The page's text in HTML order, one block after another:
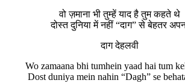
वो ज़माना भी तुम्हें याद है तुम कहते थे
दोस्त दुनिया में नहीं “दाग” से बेहतर
दाग देहलवी
Wo zamaana bhi tumhein yaad hai tum
Dost duniya mein nahin “Dagh” se